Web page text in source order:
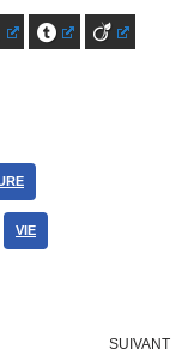
X Tumblr Viadeo
VIE
SUIVANT